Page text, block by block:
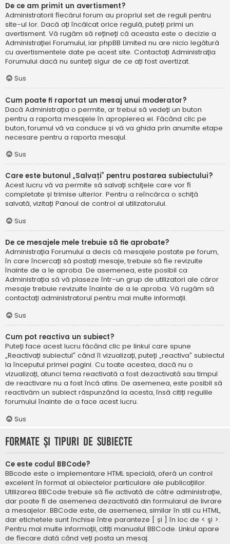
De ce am primit un avertisment?
Administratorii fiecărui forum au propriul set de reguli pentru
site-ul lor. Dacă ați încălcat orice regulă, puteți primi un
avertisment. Vă rugăm să rețineți că aceasta este o decizie a
Administrației Forumului, iar phpBB Limited nu are nicio legătură
cu avertismentele date pe acest site. Contactați Administrația
Forumului dacă nu sunteți sigur de ce ați fost avertizat.
Sus
Cum poate fi raportat un mesaj unui moderator?
Dacă Administrația o permite, ar trebui să vedeți un buton
pentru a raporta mesajele în apropierea ei. Făcând clic pe
buton, forumul vă va conduce și vă va ghida prin anumite etape
necesare pentru a raporta mesajul.
Sus
Care este butonul „Salvați” pentru postarea subiectului?
Acest lucru vă va permite să salvați schițele care vor fi
completate și trimise ulterior. Pentru a reîncărca o schiță
salvată, vizitați Panoul de control al utilizatorului.
Sus
De ce mesajele mele trebuie să fie aprobate?
Administrația Forumului a decis că mesajele postate pe forum,
în care încercați să postați mesaje, trebuie să fie revizuite
înainte de a le aproba. De asemenea, este posibil ca
Administrația să vă plaseze într-un grup de utilizatori ale căror
mesaje trebuie revizuite înainte de a le aproba. Vă rugăm să
contactați administratorul pentru mai multe informații.
Sus
Cum pot reactiva un subiect?
Puteți face acest lucru făcând clic pe linkul care spune
„Reactivați subiectul” când îl vizualizați, puteți „reactiva” subiectul
la începutul primei pagini. Cu toate acestea, dacă nu o
vizualizați, atunci tema reactivată a fost dezactivată sau timpul
de reactivare nu a fost încă atins. De asemenea, este posibil să
reactivăm un subiect răspunzând la acesta, însă citiți regulile
forumului înainte de a face acest lucru.
Sus
Formate și tipuri de subiecte
Ce este codul BBCode?
BBcode este o implementare HTML specială, oferă un control
excelent în format al obiectelor particulare ale publicațiilor.
Utilizarea BBCode trebuie să fie activată de către administrație,
dar poate fi de asemenea dezactivată din formularul de livrare
a mesajelor. BBCode este, de asemenea, similar în stil cu HTML,
dar etichetele sunt închise între paranteze [ și ] în loc de < şi >.
Pentru mai multe informații, citiți manualul BBCode. Linkul apare
de fiecare dată când veți posta un mesaj.